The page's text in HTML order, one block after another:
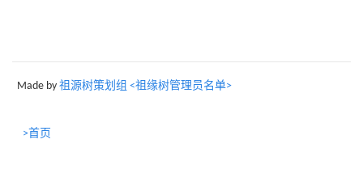
Made by 祖源树策划组 <祖缘树管理员名单>
>首页